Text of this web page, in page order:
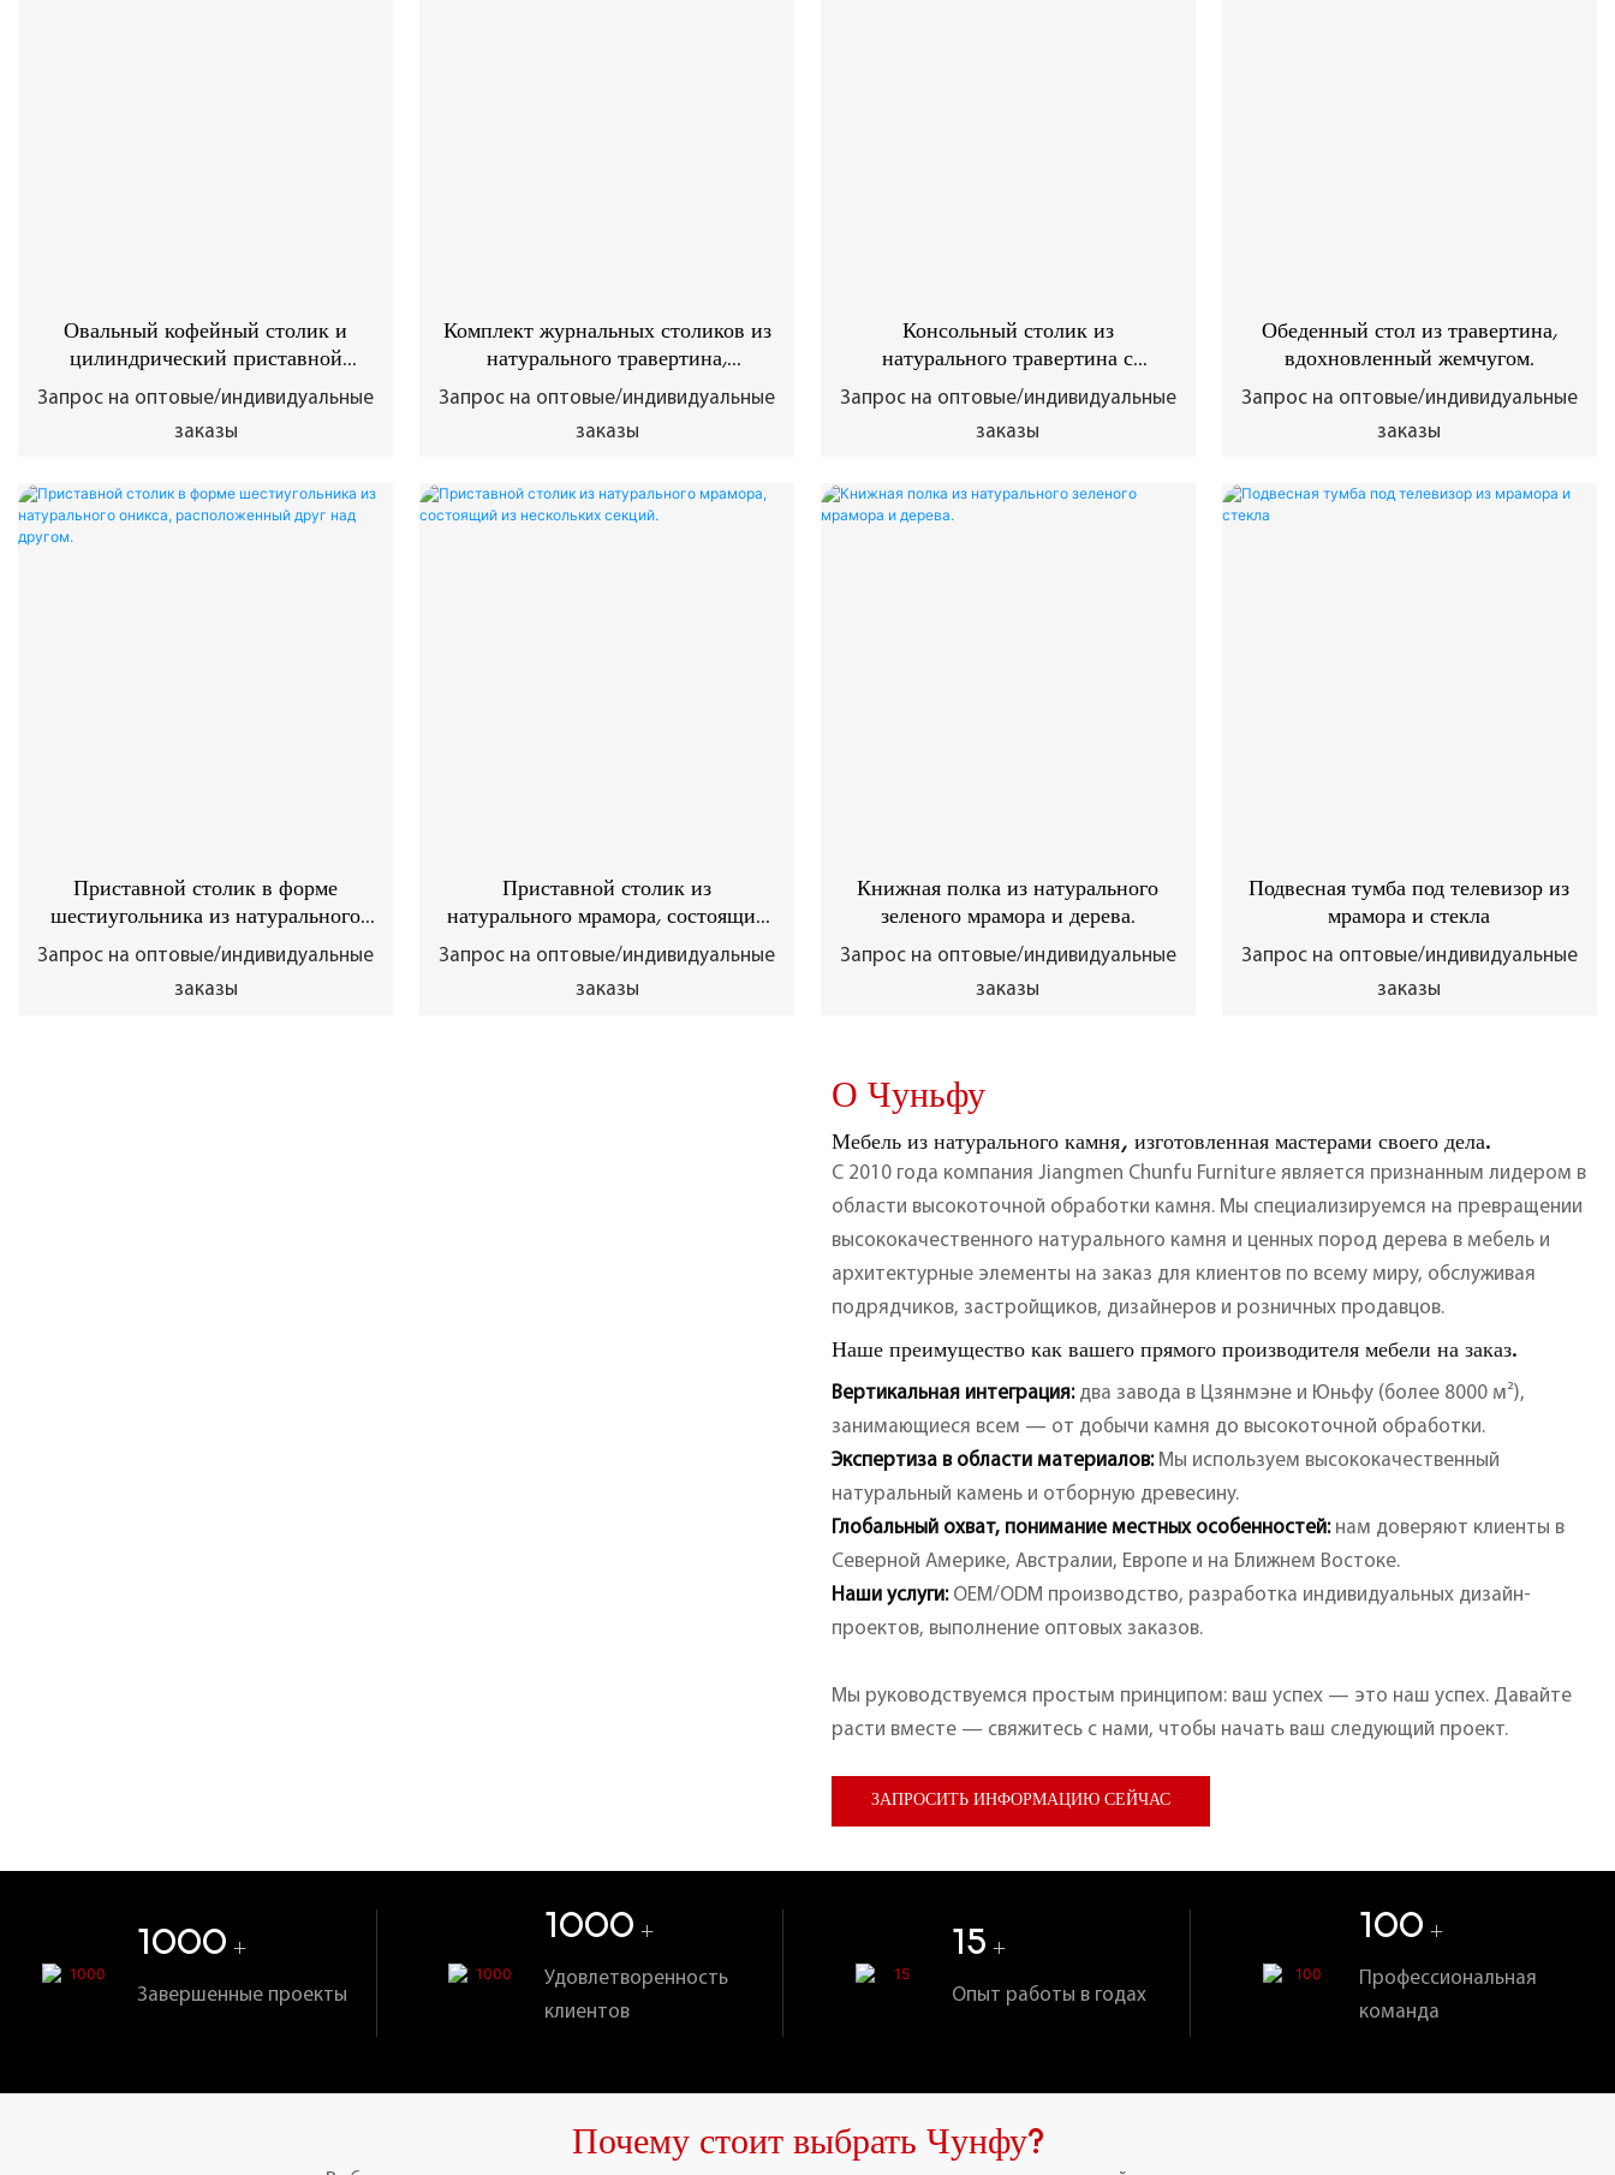
Овальный кофейный столик и
цилиндрический приставной
столик из бежевого травертина
Запрос на оптовые/индивидуальные
заказы
Комплект журнальных столиков из
натурального травертина,
цилиндрический каменный
комплект столов.
Запрос на оптовые/индивидуальные
заказы
Консольный столик из
натурального травертина с
рифленой поверхностью
Запрос на оптовые/индивидуальные
заказы
Обеденный стол из травертина,
вдохновленный жемчугом.
Запрос на оптовые/индивидуальные
заказы
Приставной столик в форме
шестиугольника из натурального
оникса, расположенный друг над
Запрос на оптовые/индивидуальные
заказы
Приставной столик из
натурального мрамора, состоящий
из нескольких секций.
Запрос на оптовые/индивидуальные
заказы
Книжная полка из натурального
зеленого мрамора и дерева.
Запрос на оптовые/индивидуальные
заказы
Подвесная тумба под телевизор из
мрамора и стекла
Запрос на оптовые/индивидуальные
заказы
О Чуньфу
Мебель из натурального камня, изготовленная мастерами своего дела.
С 2010 года компания Jiangmen Chunfu Furniture является признанным лидером в
области высокоточной обработки камня. Мы специализируемся на превращении
высококачественного натурального камня и ценных пород дерева в мебель и
архитектурные элементы на заказ для клиентов по всему миру, обслуживая
подрядчиков, застройщиков, дизайнеров и розничных продавцов.
Наше преимущество как вашего прямого производителя мебели на заказ.
Вертикальная интеграция:два завода в Цзянмэне и Юньфу (более 8000 м²),
занимающиеся всем — от добычи камня до высокоточной обработки.
Экспертиза в области материалов:Мы используем высококачественный
натуральный камень и отборную древесину.
Глобальный охват, понимание местных особенностей:нам доверяют клиенты в
Северной Америке, Австралии, Европе и на Ближнем Востоке.
Наши услуги: OEM/ODM производство, разработка индивидуальных дизайн-
проектов, выполнение оптовых заказов.
Мы руководствуемся простым принципом: ваш успех — это наш успех. Давайте
расти вместе — свяжитесь с нами, чтобы начать ваш следующий проект.
ЗАПРОСИТЬ ИНФОРМАЦИЮ СЕЙЧАС
1000 +
Завершенные проекты
1000 +
Удовлетворенность
клиентов
15 +
Опыт работы в годах
100 +
Профессиональная
команда
Почему стоит выбрать Чунфу?